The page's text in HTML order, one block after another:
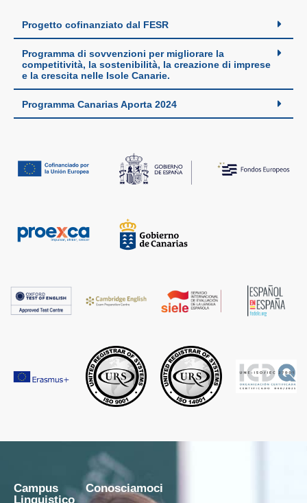
Progetto cofinanziato dal FESR
Programma di sovvenzioni per migliorare la
competitività, la sostenibilità, la creazione di imprese
e la crescita nelle Isole Canarie.
Programma Canarias Aporta 2024
Campus
Linguistico
Conosciamoci